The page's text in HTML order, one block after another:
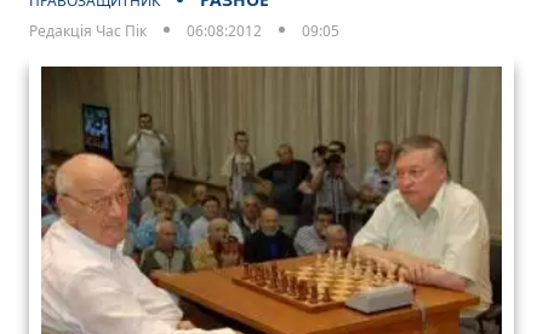
Редакція Час Пік 06:08:2012 09:05